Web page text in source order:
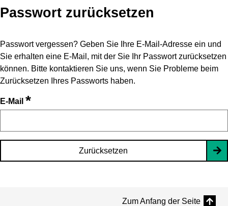
Passwort zurücksetzen
Passwort vergessen? Geben Sie Ihre E-Mail-Adresse ein und
Sie erhalten eine E-Mail, mit der Sie Ihr Passwort zurücksetzen
können. Bitte kontaktieren Sie uns, wenn Sie Probleme beim
Zurücksetzen Ihres Passworts haben.
E-Mail *
Zurücksetzen
Zum Anfang der Seite